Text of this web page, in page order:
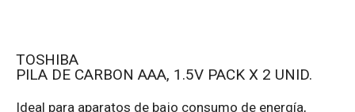
TOSHIBA
PILA DE CARBON AAA, 1.5V PACK X 2 UNID.
Ideal para aparatos de bajo consumo de energía,